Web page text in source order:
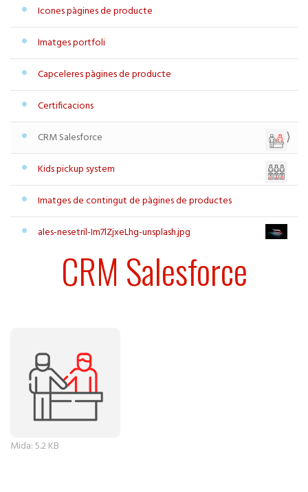
Icones pàgines de producte
Imatges portfoli
Capceleres pàgines de producte
Certificacions
CRM Salesforce
Kids pickup system
Imatges de contingut de pàgines de productes
ales-nesetril-Im7lZjxeLhg-unsplash.jpg
CRM Salesforce
Feu clic per a visualitzar la imatge a mida completa…
Mida: 5.2 KB